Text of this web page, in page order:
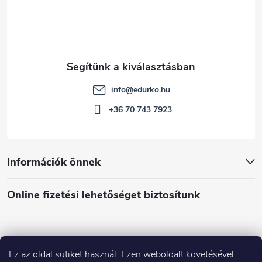
Ez az oldal sütiket használ. Ezen weboldalt követésével
Információk önnek
Online fizetési lehetőséget biztosítunk
Á
info@edurko.hu
+36 70 743 7923